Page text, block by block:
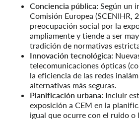
Conciencia pública: Según un
Comisión Europea (SCENIHR,
preocupación social por la
ampliamente y tiende a ser
tradición de normativas
Innovación tecnológica:
telecomunicaciones ópticas
la eficiencia de las redes
alternativas más seguras.
Planificación urbana: Incluir
exposición a CEM en la
igual que ocurre con el ruido o